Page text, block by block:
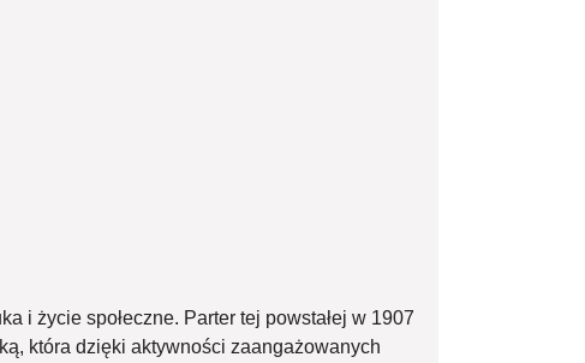
i życie społeczne. Parter tej powstałej w 1907
która dzięki aktywności zaangażowanych